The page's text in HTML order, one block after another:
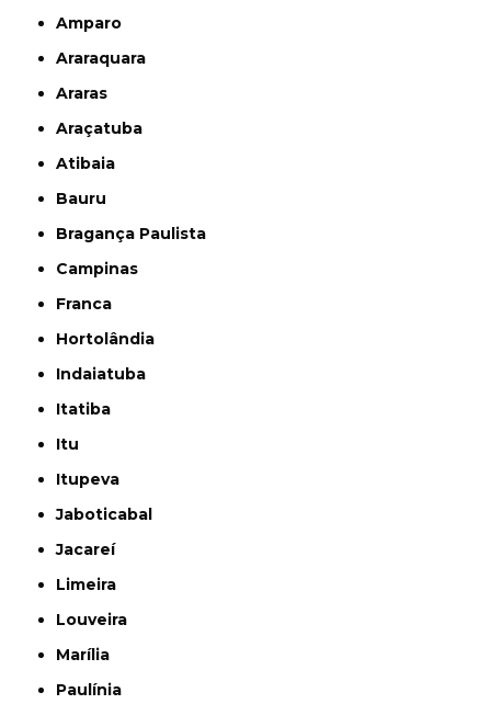
Amparo
Araraquara
Araras
Araçatuba
Atibaia
Bauru
Bragança Paulista
Campinas
Franca
Hortolândia
Indaiatuba
Itatiba
Itu
Itupeva
Jaboticabal
Jacareí
Limeira
Louveira
Marília
Paulínia